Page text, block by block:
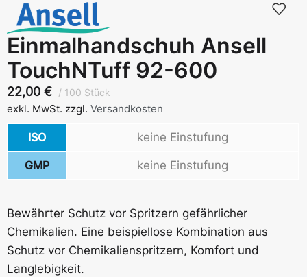
Einmalhandschuh Ansell
TouchNTuff 92-600
22,00 € 100 Stück
exkl. MwSt. zzgl. Versandkosten
ISO keine Einstufung
GMP keine Einstufung
Bewährter Schutz vor Spritzern gefährlicher
Chemikalien. Eine beispiellose Kombination aus
Schutz vor Chemikalienspritzern, Komfort und
Langlebigkeit.